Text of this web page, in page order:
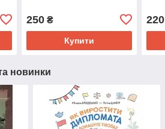
250₴
Купити
220
новинки